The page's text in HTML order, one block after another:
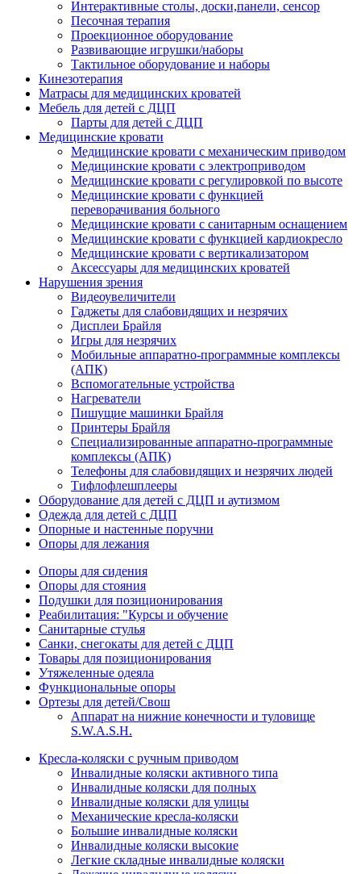
Интерактивные столы, доски,панели, сенсор
Песочная терапия
Проекционное оборудование
Развивающие игрушки/наборы
Тактильное оборудование и наборы
Кинезотерапия
Матрасы для медицинских кроватей
Мебель для детей с ДЦП
Парты для детей с ДЦП
Медицинские кровати
Медицинские кровати с механическим приводом
Медицинские кровати с электроприводом
Медицинские кровати с регулировкой по высоте
Медицинские кровати с функцией
переворачивания больного
Медицинские кровати с санитарным оснащением
Медицинские кровати с функцией кардиокресло
Медицинские кровати с вертикализатором
Аксессуары для медицинских кроватей
Нарушения зрения
Видеоувеличители
Гаджеты для слабовидящих и незрячих
Дисплеи Брайля
Игры для незрячих
Мобильные аппаратно-программные комплексы
(АПК)
Вспомогательные устройства
Нагреватели
Пишущие машинки Брайля
Принтеры Брайля
Специализированные аппаратно-программные
комплексы (АПК)
Телефоны для слабовидящих и незрячих людей
Тифлофлешплееры
Оборудование для детей с ДЦП и аутизмом
Одежда для детей с ДЦП
Опорные и настенные поручни
Опоры для лежания
Опоры для сидения
Опоры для стояния
Подушки для позиционирования
Реабилитация: "Курсы и обучение
Санитарные стулья
Санки, снегокаты для детей с ДЦП
Товары для позиционирования
Утяжеленные одеяла
Функциональные опоры
Ортезы для детей/Свош
Аппарат на нижние конечности и туловище
S.W.A.S.H.
Кресла-коляски с ручным приводом
Инвалидные коляски активного типа
Инвалидные коляски для полных
Инвалидные коляски для улицы
Механические кресла-коляски
Большие инвалидные коляски
Инвалидные коляски высокие
Легкие складные инвалидные коляски